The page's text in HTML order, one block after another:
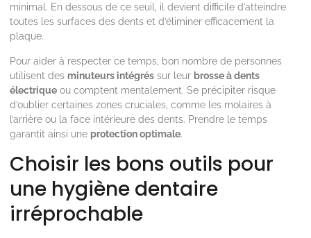
minimal. En dessous de ce seuil, il devient difficile d’atteindre
toutes les surfaces des dents et d’éliminer efficacement la
plaque.
Pour aider à respecter ce temps, bon nombre de personnes
utilisent des minuteurs intégrés sur leur brosse à dents
électrique ou comptent mentalement. Se précipiter risque
d’oublier certaines zones cruciales, comme les molaires à
l’arrière ou la face intérieure des dents. Prendre le temps
garantit ainsi une protection optimale.
Choisir les bons outils pour
une hygiène dentaire
irréprochable